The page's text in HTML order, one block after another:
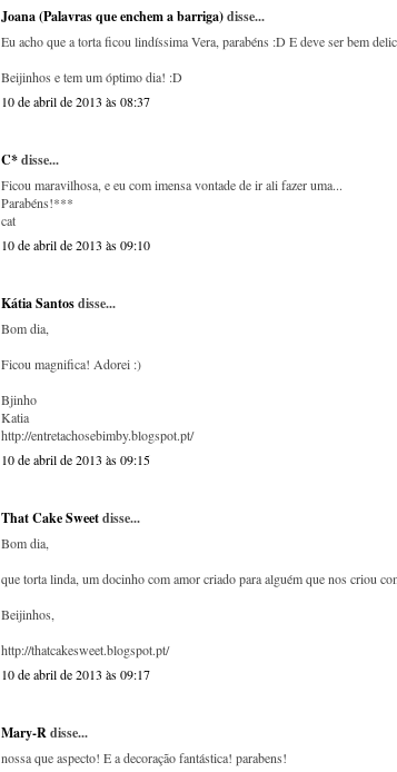
Joana (Palavras que enchem a barriga)disse...
Eu acho que a torta ficou lindíssima Vera, parabéns :D E deve ser bem
Beijinhos e tem um óptimo dia! :D
10 de abril de 2013 às 08:37
C*disse...
Ficou maravilhosa, e eu com imensa vontade de ir ali fazer uma...
Parabéns!***
cat
10 de abril de 2013 às 09:10
Kátia Santosdisse...
Bom dia,
Ficou magnifica! Adorei :)
Bjinho
Katia
http://entretachosebimby.blogspot.pt/
10 de abril de 2013 às 09:15
That Cake Sweetdisse...
Bom dia,
que torta linda, um docinho com amor criado para alguém que nos criou
Beijinhos,
http://thatcakesweet.blogspot.pt/
10 de abril de 2013 às 09:17
Mary-Rdisse...
nossa que aspecto! E a decoração fantástica! parabens!